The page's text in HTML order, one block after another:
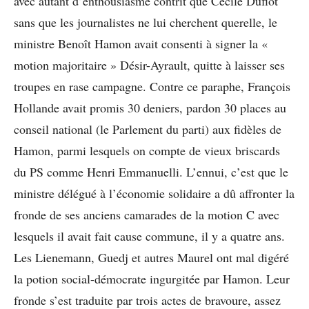
sans que les journalistes ne lui cherchent querelle, le
ministre Benoît Hamon avait consenti à signer la «
motion majoritaire » Désir-Ayrault, quitte à laisser ses
troupes en rase campagne. Contre ce paraphe, François
Hollande avait promis 30 deniers, pardon 30 places au
conseil national (le Parlement du parti) aux fidèles de
Hamon, parmi lesquels on compte de vieux briscards
du PS comme Henri Emmanuelli. L’ennui, c’est que le
ministre délégué à l’économie solidaire a dû affronter la
fronde de ses anciens camarades de la motion C avec
lesquels il avait fait cause commune, il y a quatre ans.
Les Lienemann, Guedj et autres Maurel ont mal digéré
la potion social-démocrate ingurgitée par Hamon. Leur
fronde s’est traduite par trois actes de bravoure, assez